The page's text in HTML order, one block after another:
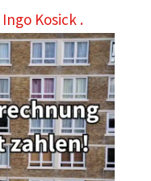
Ingo Kosick .